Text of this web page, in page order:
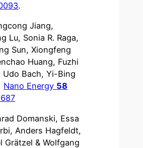
.
Jiang,
Lu, Sonia R. Raga,
Sun, Xiongfeng
Huang, Fuzhi
Udo Bach, Yi-Bing
Nano Energy 58
Domanski, Essa
Anders Hagfeldt,
Grätzel & Wolfgang